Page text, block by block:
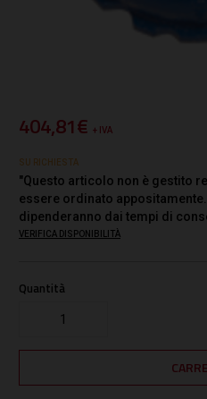
404,81€ + IVA
SU RICHIESTA
"Questo articolo non è gestito
essere ordinato
dipenderanno dai tempi di
VERIFICA DISPONIBILITÀ
Quantità